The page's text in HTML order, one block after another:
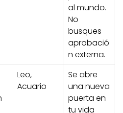
al mundo.
No
busques
aprobació
n externa.
Leo,
Acuario
Se abre
una nueva
puerta en
tu vida